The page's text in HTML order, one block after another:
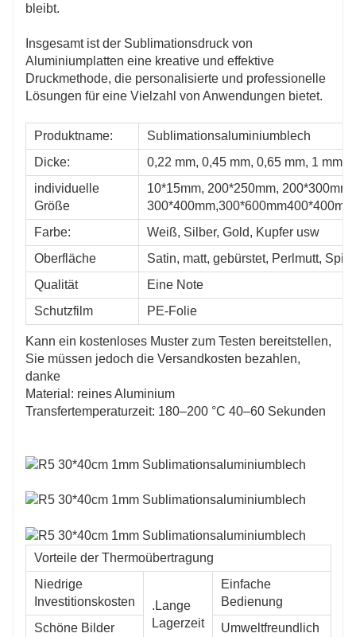
bleibt.
Insgesamt ist der Sublimationsdruck von
Aluminiumplatten eine kreative und effektive
Druckmethode, die personalisierte und professionelle
Lösungen für eine Vielzahl von Anwendungen bietet.
Produktname:
Sublimationsaluminiumblech
Dicke:
0,22 mm, 0,45 mm, 0,65 mm, 1 mm
individuelle
Größe
10*15mm, 200*250mm,
Farbe:
Weiß, Silber, Gold, Kupfer usw
Oberfläche
Satin, matt, gebürstet, Perlmutt,
Qualität
Eine Note
Schutzfilm
PE-Folie
Kann ein kostenloses Muster zum Testen bereitstellen,
Sie müssen jedoch die Versandkosten bezahlen,
danke
Material: reines Aluminium
Transfertemperaturzeit: 180–200 °C 40–60 Sekunden
Vorteile der Thermoübertragung
Niedrige
Investitionskosten
.Lange
Lagerzeit
Einfache
Bedienung
Schöne Bilder
Umweltfreundlich